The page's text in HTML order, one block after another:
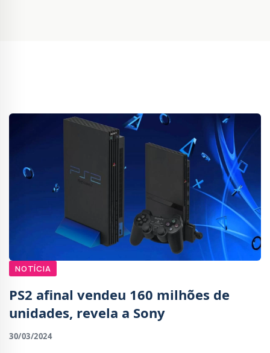
NOTÍCIA
PS2 afinal vendeu 160 milhões de
unidades, revela a Sony
30/03/2024